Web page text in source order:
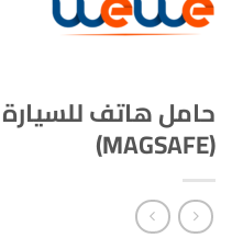
حامل هاتف
(MAGSAFE)